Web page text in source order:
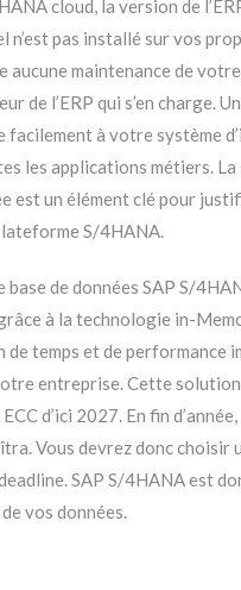
cloud, la version de
n’est pas installé sur vos
aucune maintenance de votre
de l’ERP qui s’en charge.
facilement à votre système
les applications métiers. La
est un élément clé pour
S/4HANA.
base de données SAP S/
à la technologie in-
de temps et de performance
entreprise. Cette solution
d’ici 2027. En fin
Vous devrez donc choisir
SAP S/4HANA est
vos données.